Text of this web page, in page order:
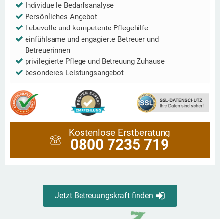
Individuelle Bedarfsanalyse
Persönliches Angebot
liebevolle und kompetente Pflegehilfe
einfühlsame und engagierte Betreuer und
Betreuerinnen
privilegierte Pflege und Betreuung Zuhause
besonderes Leistungsangebot
Kostenlose Erstberatung
0800 7235 719
Jetzt Betreuungskraft finden